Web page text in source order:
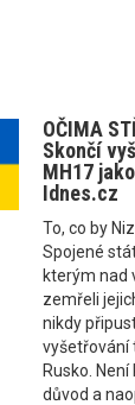
OČIMA
Skončí
MH17
Idnes.cz
To, co by
Spojené
kterým nad
zemřeli
nikdy
vyšetřování
Rusko.
důvod a